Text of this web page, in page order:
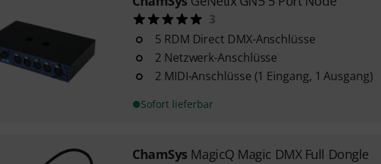
3
5 RDM Direct DMX-Anschlüsse
2 Netzwerk-Anschlüsse
2 MIDI-Anschlüsse (1 Eingang, 1 Ausgang)
Sofort lieferbar
ChamSys MagicQ Magic DMX Full Dongle